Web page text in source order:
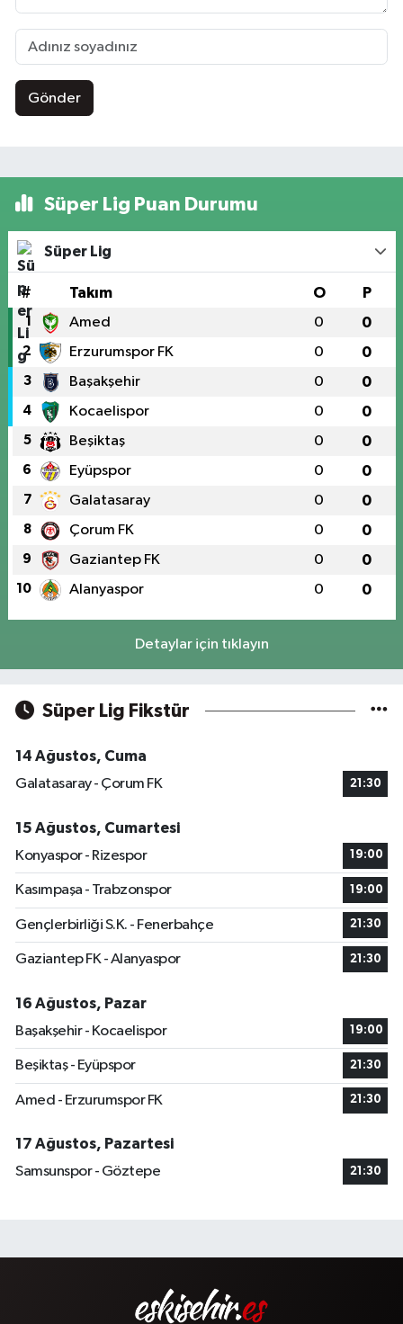
Gönder
Süper Lig Puan Durumu
Süper Lig
# Takım O P
1 Amed 0 0
2 Erzurumspor FK 0 0
3 Başakşehir 0 0
4 Kocaelispor 0 0
5 Beşiktaş 0 0
6 Eyüpspor 0 0
7 Galatasaray 0 0
8 Çorum FK 0 0
9 Gaziantep FK 0 0
10 Alanyaspor 0 0
Detaylar için tıklayın
Süper Lig Fikstür
14 Ağustos, Cuma
Galatasaray - Çorum FK
21:30
15 Ağustos, Cumartesi
Konyaspor - Rizespor
19:00
Kasımpaşa - Trabzonspor 19:00
Gençlerbirliği S.K. - Fenerbahçe 21:30
Gaziantep FK - Alanyaspor 21:30
16 Ağustos, Pazar
Başakşehir - Kocaelispor
19:00
Beşiktaş - Eyüpspor 21:30
Amed - Erzurumspor FK 21:30
17 Ağustos, Pazartesi
Samsunspor - Göztepe
21:30